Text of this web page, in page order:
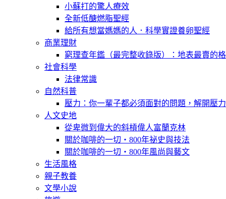
小蘇打的驚人療效
全新低醣燃脂聖經
給所有想當媽媽的人．科學實證養卵聖經
商業理財
窮理查年鑑（最完整收錄版）：地表最賣的
社會科學
法律常識
自然科普
壓力：你一輩子都必須面對的問題，解開壓
人文史地
從卑微到偉大的斜槓偉人富蘭克林
關於咖啡的一切‧800年祕史與技法
關於咖啡的一切‧800年風尚與藝文
生活風格
親子教養
文學小說